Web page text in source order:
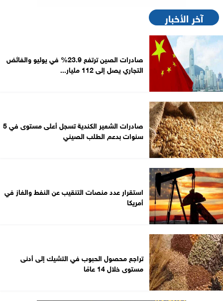
آخر الأخبار
صادرات الصين ترتفع 23.9% في يوليو والفائض
التجاري يصل إلى 112 مليار...
صادرات الشعير الكندية تسجل أعلى مستوى في 5
سنوات بدعم الطلب الصيني
استقرار عدد منصات التنقيب عن النفط والغاز في
أمريكا
تراجع محصول الحبوب في التشيك إلى أدنى
مستوى خلال 14 عامًا